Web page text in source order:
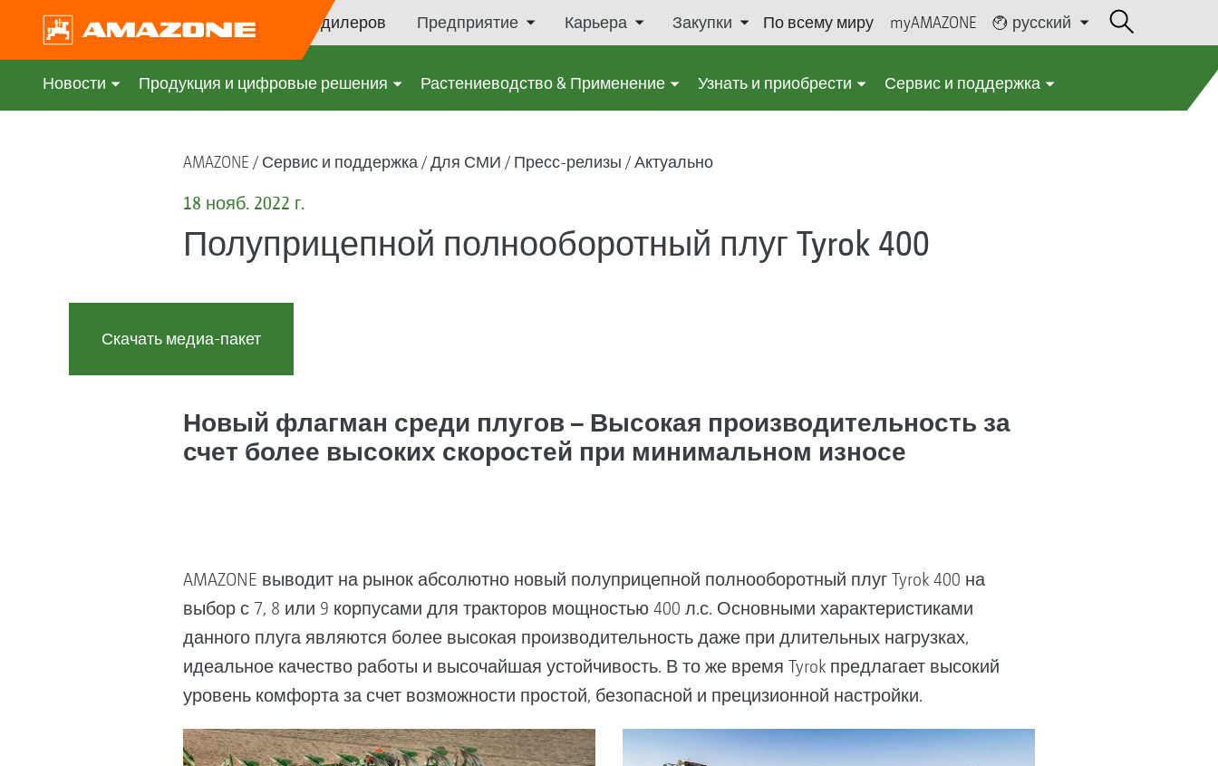
Поиск дилеров Предприятие Карьера Закупки По всему миру myAMAZONE русский
Новости Продукция и цифровые решения Растениеводство & Применение Узнать и приобрести Сервис и поддержка
AMAZONE Сервис и поддержка Для СМИ Пресс-релизы Актуально
18 нояб. 2022 г.
Полуприцепной полнооборотный плуг Tyrok 400
Скачать медиа-пакет
Новый флагман среди плугов – Высокая производительность за
счет более высоких скоростей при минимальном износе
AMAZONE выводит на рынок абсолютно новый полуприцепной полнооборотный плуг Tyrok 400 на
выбор с 7, 8 или 9 корпусами для тракторов мощностью 400 л.с. Основными характеристиками
данного плуга являются более высокая производительность даже при длительных нагрузках,
идеальное качество работы и высочайшая устойчивость. В то же время Tyrok предлагает высокий
уровень комфорта за счет возможности простой, безопасной и прецизионной настройки.